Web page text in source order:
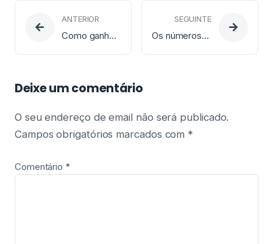
ANTERIOR
Como ganhar no EuroDreams? Descobre quantos números certos precisas!
SEGUINTE
Os números mais premiados do Euromilhões desde o início do sorteio
Deixe um comentário
O seu endereço de email não será publicado.
Campos obrigatórios marcados com *
Comentário *